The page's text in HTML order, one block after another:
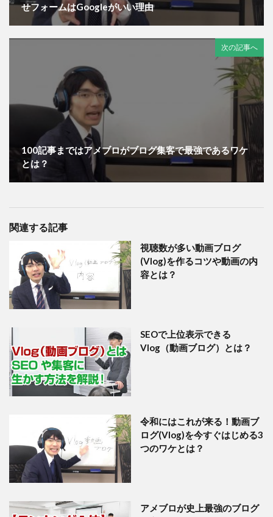
せフォームはGoogleがいい理由
次の記事へ
100記事まではアメブロがブログ集客で最強であるワケ
とは？
関連する記事
視聴数が多い動画ブログ
(Vlog)を作るコツや動画の内
容とは？
SEOで上位表示できる
Vlog（動画ブログ）とは？
令和にはこれが来る！動画ブ
ログ(Vlog)を今すぐはじめる3
つのワケとは？
アメブロが史上最強のブログ